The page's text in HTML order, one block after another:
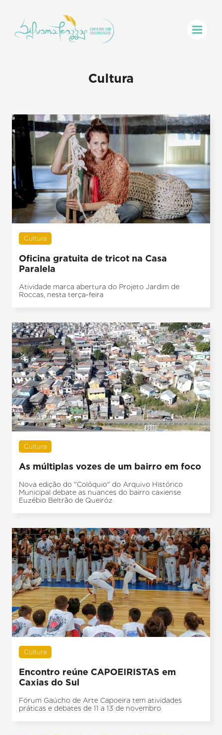
Cultura
Cultura
Oficina gratuita de tricot na Casa
Paralela
Atividade marca abertura do Projeto Jardim de
Roccas, nesta terça-feira
Cultura
As múltiplas vozes de um bairro em foco
Nova edição do "Colóquio" do Arquivo Histórico
Municipal debate as nuances do bairro caxiense
Euzébio Beltrão de Queiróz
Cultura
Encontro reúne CAPOEIRISTAS em
Caxias do Sul
Fórum Gaúcho de Arte Capoeira tem atividades
práticas e debates de 11 a 13 de novembro